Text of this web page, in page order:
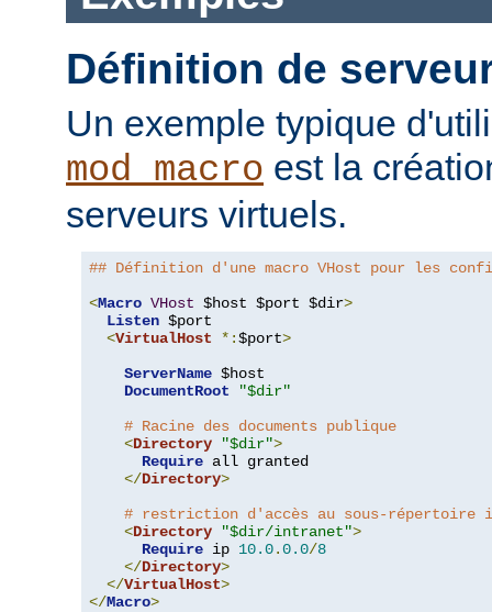
Définition de
Un exemple typique
mod_macro est la
serveurs virtuels.
## Définition d'une macro VHost pour les
<Macro VHost $host $port $dir>
Listen $port
<VirtualHost *:$port>
ServerName $host
DocumentRoot
"$dir"
# Racine des documents publique
<Directory "$dir">
Require all granted
</Directory>
# restriction d'accès au sous-répertoire
<Directory "$dir/intranet">
Require ip 10.0.0.0/8
</Directory>
</VirtualHost>
</Macro>